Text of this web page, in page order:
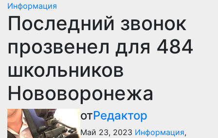
Информация
Последний звонок
прозвенел для 484
школьников
Нововоронежа
отРедактор
Май 23, 2023 Информация,